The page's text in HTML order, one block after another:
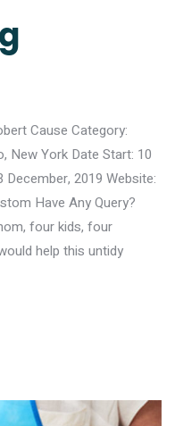
Cause Category:
New York Date Start: 10
2019 Website:
Have Any Query?
four kids, four
help this untidy